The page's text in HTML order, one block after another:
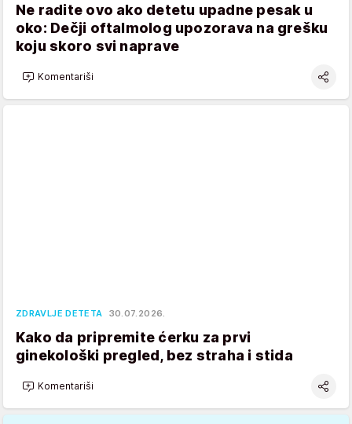
Ne radite ovo ako detetu upadne pesak u
oko: Dečji oftalmolog upozorava na grešku
koju skoro svi naprave
Komentariši
ZDRAVLJE DETETA 30.07.2026.
Kako da pripremite ćerku za prvi
ginekološki pregled, bez straha i stida
Komentariši